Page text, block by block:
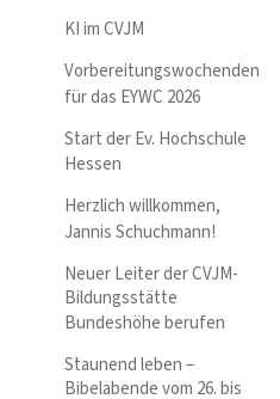
KI im CVJM
Vorbereitungswochenden
für das EYWC 2026
Start der Ev. Hochschule
Hessen
Herzlich willkommen,
Jannis Schuchmann!
Neuer Leiter der CVJM-
Bildungsstätte
Bundeshöhe berufen
Staunend leben –
Bibelabende vom 26. bis